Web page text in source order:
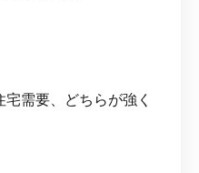
需要、どちらが強く